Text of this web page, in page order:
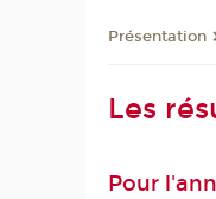
Présentation
Les
Pour